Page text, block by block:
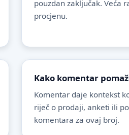
pouzdan zaključak. Veća
procjenu.
Kako komentar
Komentar daje kontekst
riječ o prodaji, anketi ili
komentara za ovaj broj.